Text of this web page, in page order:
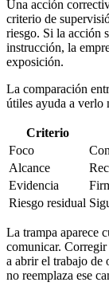
Una acción
criterio de
riesgo. Si la acción
instrucción, la
exposición.
La comparación
útiles ayuda a verlo
Criterio
Foco
Alcance
Evidencia
Riesgo residual
La trampa aparece
comunicar.
a abrir el trabajo de
no reemplaza ese